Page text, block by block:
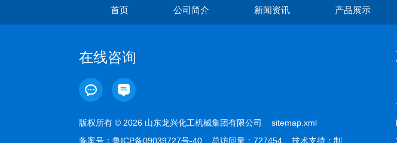
首页 公司简介 新闻资讯 产品展示
在线咨询
版权所有 © 2026 山东龙兴化工机械集团有限公司 sitemap.xml
备案号： 鲁ICP备09039727号-40 总访问量：727454 技术支持： 制